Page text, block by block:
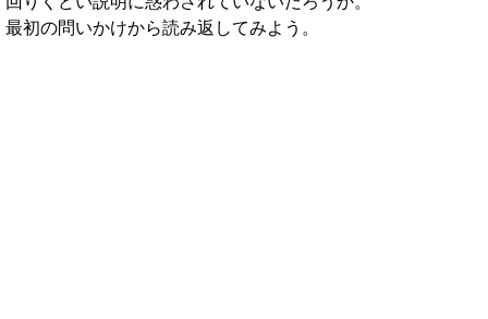
最初の問いかけから読み返してみよう。